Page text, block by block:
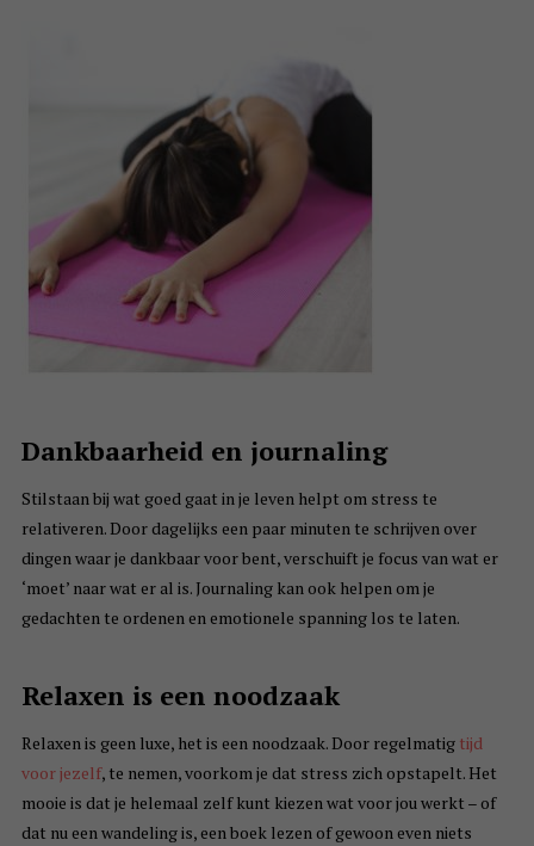
Dankbaarheid en journaling
Stilstaan bij wat goed gaat in je leven helpt om stress te
relativeren. Door dagelijks een paar minuten te schrijven over
dingen waar je dankbaar voor bent, verschuift je focus van wat er
‘moet’ naar wat er al is. Journaling kan ook helpen om je
gedachten te ordenen en emotionele spanning los te laten.
Relaxen is een noodzaak
Relaxen is geen luxe, het is een noodzaak. Door regelmatig tijd
voor jezelf, te nemen, voorkom je dat stress zich opstapelt. Het
mooie is dat je helemaal zelf kunt kiezen wat voor jou werkt – of
dat nu een wandeling is, een boek lezen of gewoon even niets